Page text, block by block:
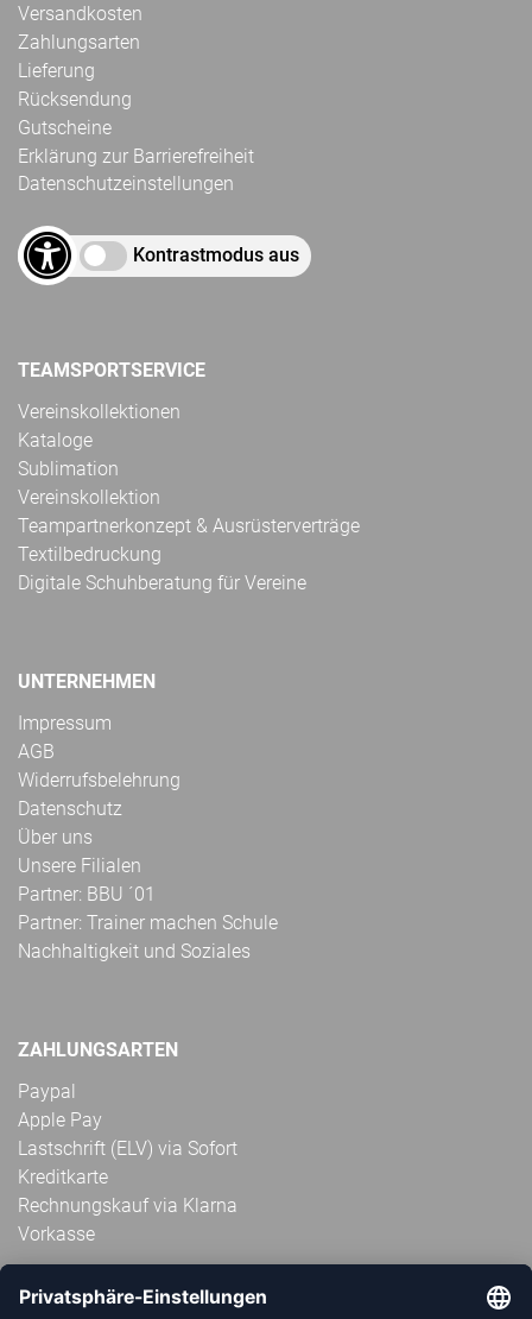
Versandkosten
Zahlungsarten
Lieferung
Rücksendung
Gutscheine
Erklärung zur Barrierefreiheit
Datenschutzeinstellungen
Kontrastmodus aus
TEAMSPORTSERVICE
Vereinskollektionen
Kataloge
Sublimation
Vereinskollektion
Teampartnerkonzept & Ausrüsterverträge
Textilbedruckung
Digitale Schuhberatung für Vereine
UNTERNEHMEN
Impressum
AGB
Widerrufsbelehrung
Datenschutz
Über uns
Unsere Filialen
Partner: BBU ´01
Partner: Trainer machen Schule
Nachhaltigkeit und Soziales
ZAHLUNGSARTEN
Paypal
Apple Pay
Lastschrift (ELV) via Sofort
Kreditkarte
Rechnungskauf via Klarna
Vorkasse